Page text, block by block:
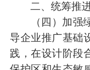
二、统筹推进
（四）加强绿
导企业推广基础
践，在设计阶段